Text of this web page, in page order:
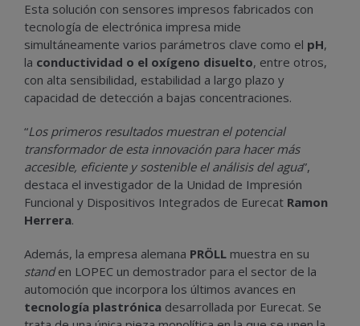
Esta solución con sensores impresos fabricados con
tecnología de electrónica impresa mide
simultáneamente varios parámetros clave como el pH,
la conductividad o el oxígeno disuelto, entre otros,
con alta sensibilidad, estabilidad a largo plazo y
capacidad de detección a bajas concentraciones.
“Los primeros resultados muestran el potencial
transformador de esta innovación para hacer más
accesible, eficiente y sostenible el análisis del agua”,
destaca el investigador de la Unidad de Impresión
Funcional y Dispositivos Integrados de Eurecat Ramon
Herrera.
Además, la empresa alemana PRÖLL muestra en su
standen LOPEC un demostrador para el sector de la
automoción que incorpora los últimos avances en
tecnología plastrónica desarrollada por Eurecat. Se